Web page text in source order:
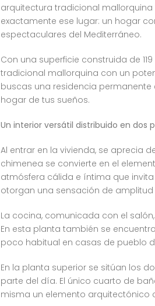
arquitectura tradicional
exactamente ese lugar: un hogar
espectaculares del Mediterráneo.
Con una superficie construida de
tradicional mallorquina con un
buscas una residencia
hogar de tus sueños.
Un interior versátil distribuido en dos
Al entrar en la vivienda, se aprecia
chimenea se convierte en el
atmósfera cálida e íntima que
otorgan una sensación de
La cocina, comunicada con el
En esta planta también se
poco habitual en casas de pueblo
En la planta superior se sitúan los
parte del día. El único cuarto de
misma un elemento arquitectónico